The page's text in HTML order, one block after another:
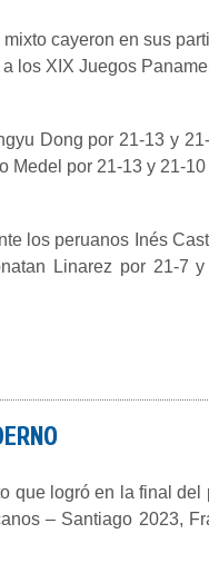
cayeron en sus
los XIX Juegos
Dong por 21-13 y
Medel por 21-13 y 21-10
los peruanos Inés
Linarez por 21-7
que logró en la final del
– Santiago 2023,